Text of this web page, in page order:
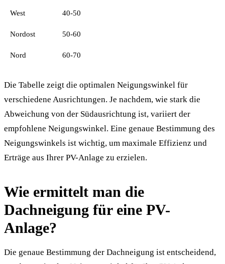
West 40-50
Nordost 50-60
Nord 60-70
Die Tabelle zeigt die optimalen Neigungswinkel für
verschiedene Ausrichtungen. Je nachdem, wie stark die
Abweichung von der Südausrichtung ist, variiert der
empfohlene Neigungswinkel. Eine genaue Bestimmung des
Neigungswinkels ist wichtig, um maximale Effizienz und
Erträge aus Ihrer PV-Anlage zu erzielen.
Wie ermittelt man die
Dachneigung für eine PV-
Anlage?
Die genaue Bestimmung der Dachneigung ist entscheidend,